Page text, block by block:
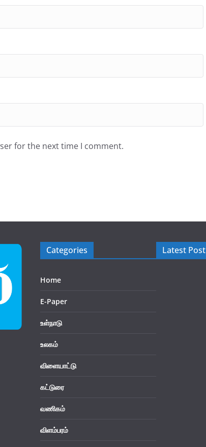
for the next time I comment.
Categories
Home
E-Paper
உள்நாடு
உலகம்
விளையாட்டு
கட்டுரை
வணிகம்
விளம்பரம்
Latest Post